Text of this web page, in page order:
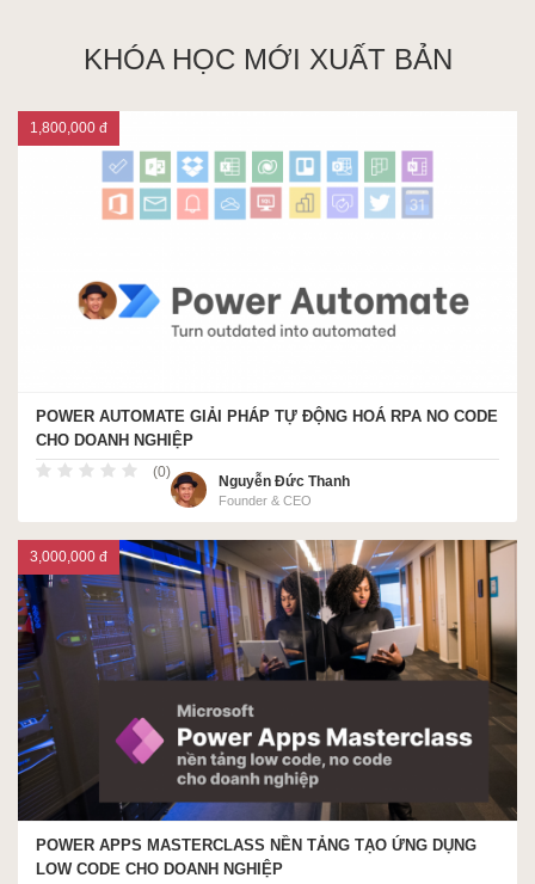
KHÓA HỌC MỚI XUẤT BẢN
POWER AUTOMATE GIẢI PHÁP TỰ ĐỘNG HOÁ RPA NO CODE
CHO DOANH NGHIỆP
(0)
Nguyễn Đức Thanh
Founder & CEO
1,800,000 đ
POWER APPS MASTERCLASS NỀN TẢNG TẠO ỨNG DỤNG
LOW CODE CHO DOANH NGHIỆP
3,000,000 đ